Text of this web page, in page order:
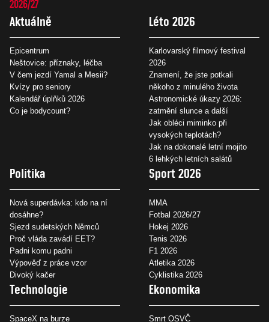
2026/27
Aktuálně
Epicentrum
Neštovice: příznaky, léčba
V čem jezdí Yamal a Mesii?
Kvízy pro seniory
Kalendář úplňků 2026
Co je bodycount?
Léto 2026
Karlovarský filmový festival
2026
Znamení, že jste potkali
někoho z minulého života
Astronomické úkazy 2026:
zatmění slunce a další
Jak obléci miminko při
vysokých teplotách?
Jak na dokonalé letní mojito
6 lehkých letních salátů
Politika
Nová superdávka: kdo na ní
dosáhne?
Sjezd sudetských Němců
Proč vláda zavádí EET?
Padni komu padni
Výpověď z práce vzor
Divoký kačer
Sport 2026
MMA
Fotbal 2026/27
Hokej 2026
Tenis 2026
F1 2026
Atletika 2026
Cyklistika 2026
Technologie
SpaceX na burze
Ekonomika
Smrt OSVČ